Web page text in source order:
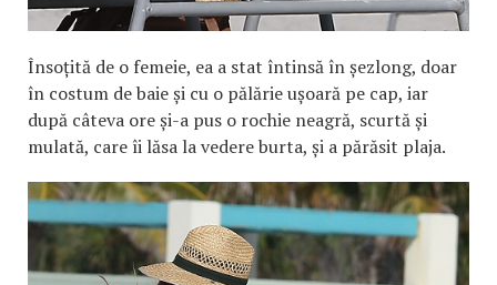
Însoțită de o femeie, ea a stat întinsă în șezlong, doar
în costum de baie și cu o pălărie ușoară pe cap, iar
după câteva ore și-a pus o rochie neagră, scurtă și
mulată, care îi lăsa la vedere burta, și a părăsit plaja.